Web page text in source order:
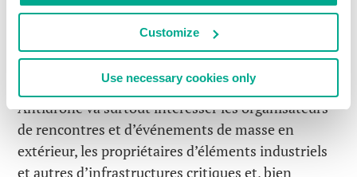
Customize
Use necessary cookies only
drone à partir. Si cette tentative ne fonctionne pas,
nous avons recours à plusieurs méthodes de…
persuasion – toujours dans le respect de la loi, au
cas où vous vous poseriez la question.
Antidrone va surtout intéresser les organisateurs
de rencontres et d’événements de masse en
extérieur, les propriétaires d’éléments industriels
et autres d’infrastructures critiques et, bien